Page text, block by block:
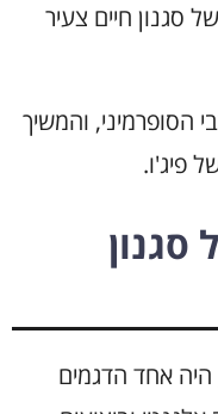
סגנון חיים צעיר
הסופרמיני, והמשיך
פיג'ו.
של סגנון
306, שהושק בשנות ה-90, היה אחד הדגמים